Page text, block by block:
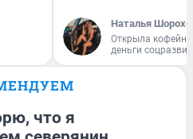
Наталья
Открыла
деньги
что я